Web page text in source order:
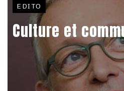
EDITO
Culture et